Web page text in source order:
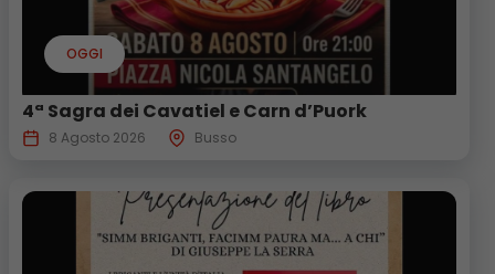
OGGI
4ª Sagra dei Cavatiel e Carn d’Puork
8 Agosto 2026 Busso